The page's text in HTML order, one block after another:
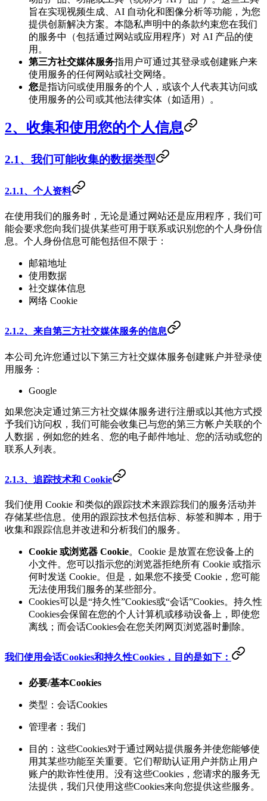
旨在实现视频生成、AI 自动化和图像分析等功能，为您
提供创新解决方案。本隐私声明中的条款约束您在我们
的服务中（包括通过网站或应用程序）对 AI 产品的使
用。
第三方社交媒体服务指用户可通过其登录或创建账户来
使用服务的任何网站或社交网络。
您是指访问或使用服务的个人，或该个人代表其访问或
使用服务的公司或其他法律实体（如适用）。
2、收集和使用您的个人信息
2.1、我们可能收集的数据类型
2.1.1、个人资料
在使用我们的服务时，无论是通过网站还是应用程序，我们可
能会要求您向我们提供某些可用于联系或识别您的个人身份信
息。个人身份信息可能包括但不限于：
邮箱地址
使用数据
社交媒体信息
网络 Cookie
2.1.2、来自第三方社交媒体服务的信息
本公司允许您通过以下第三方社交媒体服务创建账户并登录使
用服务：
Google
如果您决定通过第三方社交媒体服务进行注册或以其他方式授
予我们访问权，我们可能会收集已与您的第三方帐户关联的个
人数据，例如您的姓名、您的电子邮件地址、您的活动或您的
联系人列表。
2.1.3、追踪技术和 Cookie
我们使用 Cookie 和类似的跟踪技术来跟踪我们的服务活动并
存储某些信息。使用的跟踪技术包括信标、标签和脚本，用于
收集和跟踪信息并改进和分析我们的服务。
Cookie 或浏览器 Cookie。Cookie 是放置在您设备上的
小文件。您可以指示您的浏览器拒绝所有 Cookie 或指示
何时发送 Cookie。但是，如果您不接受 Cookie，您可能
无法使用我们服务的某些部分。
Cookies可以是“持久性”Cookies或“会话”Cookies。持久性
Cookies会保留在您的个人计算机或移动设备上，即使您
离线；而会话Cookies会在您关闭网页浏览器时删除。
我们使用会话Cookies和持久性Cookies，目的是如下：
必要/基本Cookies
类型：会话Cookies
管理者：我们
目的：这些Cookies对于通过网站提供服务并使您能够使
用其某些功能至关重要。它们帮助认证用户并防止用户
账户的欺诈性使用。没有这些Cookies，您请求的服务无
法提供，我们只使用这些Cookies来向您提供这些服务。